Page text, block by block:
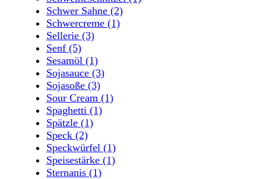
Schwer Sahne (2)
Schwercreme (1)
Sellerie (3)
Senf (5)
Sesamöl (1)
Sojasauce (3)
Sojasoße (3)
Sour Cream (1)
Spaghetti (1)
Spätzle (1)
Speck (2)
Speckwürfel (1)
Speisestärke (1)
Sternanis (1)